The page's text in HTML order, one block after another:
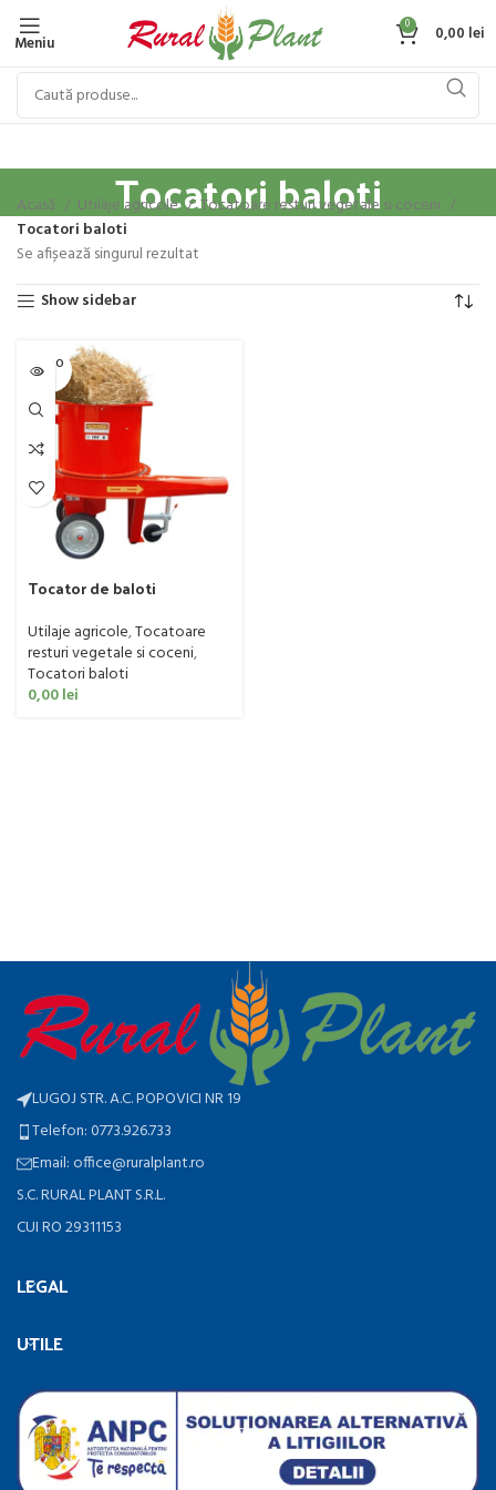
Meniu
0 0,00 lei
Tocatori baloti
Acasă Utilaje agricole
Tocatoare resturi vegetale si coceni
Tocatori baloti
Se afișează singurul rezultat
Show sidebar
SOLD O
UT
Tocator de baloti
Utilaje agricole,Tocatoare
resturi vegetale si coceni,
Tocatori baloti
0,00lei
LUGOJ STR. A.C. POPOVICI NR 19
Telefon: 0773.926.733
Email: office@ruralplant.ro
S.C. RURAL PLANT S.R.L.
CUI RO 29311153
LEGAL
UTILE